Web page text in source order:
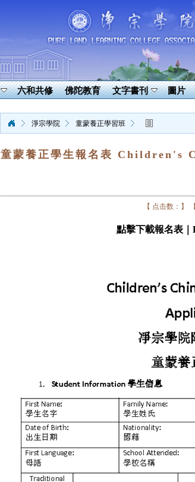
六和共修 佛陀教育 文字書刊 圖片
淨宗學院 童蒙養正學習班
童蒙養正學生報名表
【 点击数：】
點擊下載報名表｜